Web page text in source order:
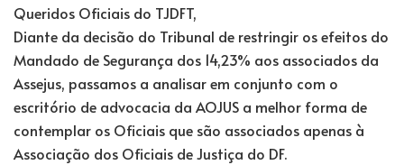
Queridos Oficiais do TJDFT,
Diante da decisão do Tribunal de restringir os efeitos do
Mandado de Segurança dos 14,23% aos associados da
Assejus, passamos a analisar em conjunto com o
escritório de advocacia da AOJUS a melhor forma de
contemplar os Oficiais que são associados apenas à
Associação dos Oficiais de Justiça do DF.